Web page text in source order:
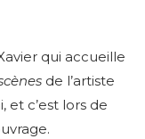
qui accueille
de l’artiste
et c’est lors de